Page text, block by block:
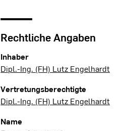
Rechtliche Angaben
Inhaber
Dipl.-Ing. (FH) Lutz Engelhardt
Vertretungsberechtigte
Dipl.-Ing. (FH) Lutz Engelhardt
Name